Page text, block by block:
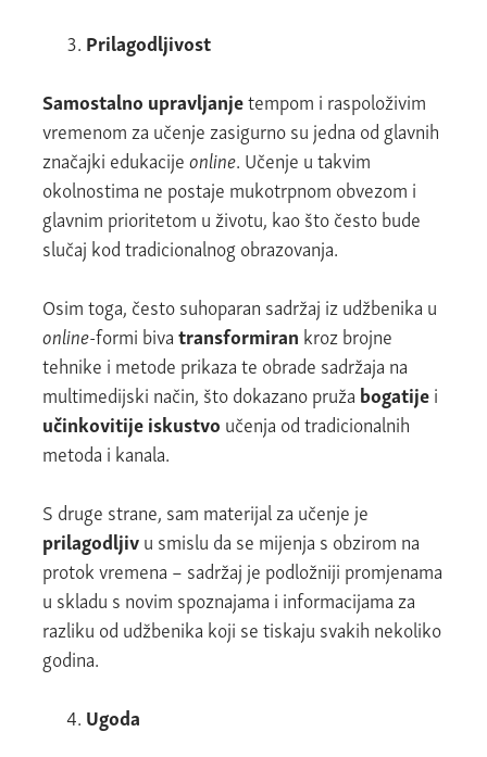
Prilagodljivost
Samostalno upravljanjetempom i raspoloživim
vremenom za učenje zasigurno su jedna od glavnih
značajki edukacijeonline. Učenje u takvim
okolnostima ne postaje mukotrpnom obvezom i
glavnim prioritetom u životu, kao što često bude
slučaj kod tradicionalnog obrazovanja.
Osim toga, često suhoparan sadržaj iz udžbenika u
online-formi bivatransformiran kroz brojne
tehnike i metode prikaza te obrade sadržaja na
multimedijski način, što dokazano pruža bogatijei
učinkovitije iskustvo učenja od tradicionalnih
metoda i kanala.
S druge strane, sam materijal za učenje je
prilagodljivu smislu da se mijenja s obzirom na
protok vremena – sadržaj je podložniji promjenama
u skladu s novim spoznajama i informacijama za
razliku od udžbenika koji se tiskaju svakih nekoliko
godina.
Ugoda